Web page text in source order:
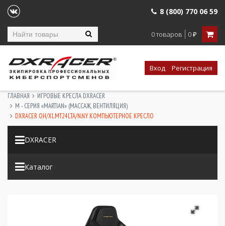
8 (800) 770 06 59
0 товаров 0₽
Вход Регистрация
DXRACER
ГЛАВНАЯ
ИГРОВЫЕ КРЕСЛА DXRACER
M - СЕРИЯ «MARTIAN» (МАССАЖ, ВЕНТИЛЯЦИЯ)
DXRACER OH/XLMT24LTA/N.N.Y КОМПЬЮТЕРНОЕ КРЕСЛО
Каталог